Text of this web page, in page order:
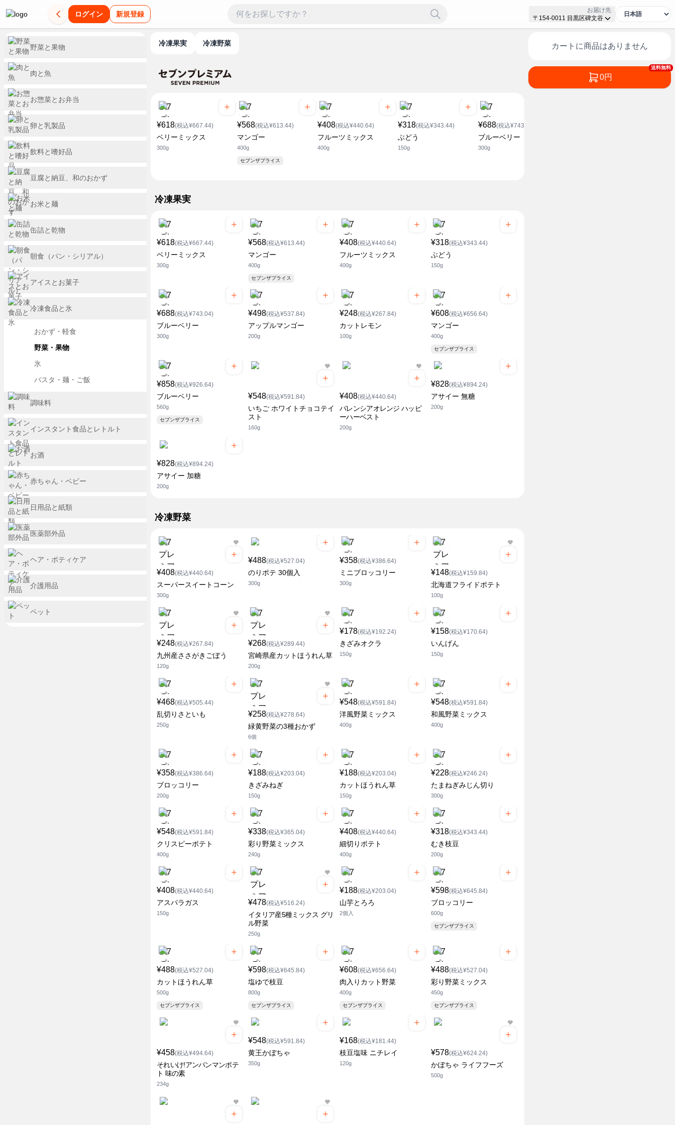
ログイン 新規登録
お届け先
〒154-0011 目黒区碑文谷
冷凍果実 冷凍野菜
¥618(税込¥667.44)
ベリーミックス
300g
¥568(税込¥613.44)
マンゴー
400g
セブンザプライス
¥408(税込¥440.64)
フルーツミックス
400g
¥318(税込¥343.44)
ぶどう
150g
¥688(税込¥743.04)
ブルーベリー
300g
冷凍果実
¥618(税込¥667.44)
ベリーミックス
300g
¥568(税込¥613.44)
マンゴー
400g
セブンザプライス
¥408(税込¥440.64)
フルーツミックス
400g
¥318(税込¥343.44)
ぶどう
150g
¥688(税込¥743.04)
ブルーベリー
300g
¥498(税込¥537.84)
アップルマンゴー
200g
¥248(税込¥267.84)
カットレモン
100g
¥608(税込¥656.64)
マンゴー
400g
セブンザプライス
¥858(税込¥926.64)
ブルーベリー
560g
セブンザプライス
¥548(税込¥591.84)
いちご ホワイトチョコテイ
スト
160g
¥408(税込¥440.64)
バレンシアオレンジ ハッピ
ーハーベスト
200g
¥828(税込¥894.24)
アサイー 無糖
200g
¥828(税込¥894.24)
アサイー 加糖
200g
冷凍野菜
¥408(税込¥440.64)
スーパースイートコーン
300g
¥488(税込¥527.04)
のりポテ 30個入
300g
¥358(税込¥386.64)
ミニブロッコリー
300g
¥148(税込¥159.84)
北海道フライドポテト
100g
¥248(税込¥267.84)
九州産ささがきごぼう
120g
¥268(税込¥289.44)
宮崎県産カットほうれん草
200g
¥178(税込¥192.24)
きざみオクラ
150g
¥158(税込¥170.64)
いんげん
150g
¥468(税込¥505.44)
乱切りさといも
250g
¥258(税込¥278.64)
緑黄野菜の3種おかず
6個
¥548(税込¥591.84)
洋風野菜ミックス
400g
¥548(税込¥591.84)
和風野菜ミックス
400g
¥358(税込¥386.64)
ブロッコリー
200g
¥188(税込¥203.04)
きざみねぎ
150g
¥188(税込¥203.04)
カットほうれん草
150g
¥228(税込¥246.24)
たまねぎみじん切り
300g
¥548(税込¥591.84)
クリスピーポテト
400g
¥338(税込¥365.04)
彩り野菜ミックス
240g
¥408(税込¥440.64)
細切りポテト
400g
¥318(税込¥343.44)
むき枝豆
200g
¥408(税込¥440.64)
アスパラガス
150g
¥478(税込¥516.24)
イタリア産5種ミックス グリ
ル野菜
250g
¥188(税込¥203.04)
山芋とろろ
2個入
¥598(税込¥645.84)
ブロッコリー
600g
セブンザプライス
¥488(税込¥527.04)
カットほうれん草
500g
セブンザプライス
¥598(税込¥645.84)
塩ゆで枝豆
800g
セブンザプライス
¥608(税込¥656.64)
肉入りカット野菜
400g
セブンザプライス
¥488(税込¥527.04)
彩り野菜ミックス
450g
セブンザプライス
¥458(税込¥494.64)
それいけ!アンパンマンポテ
ト 味の素
234g
¥548(税込¥591.84)
黄王かぼちゃ
350g
¥168(税込¥181.44)
枝豆塩味 ニチレイ
120g
¥578(税込¥624.24)
かぼちゃ ライフフーズ
500g
カートに商品はありません
送料無料
0円
野菜と果物
肉と魚
お惣菜とお弁当
卵と乳製品
飲料と嗜好品
豆腐と納豆、和のおかず
お米と麺
缶詰と乾物
朝食（パン・シリアル）
アイスとお菓子
冷凍食品と氷
おかず・軽食
野菜・果物
氷
パスタ・麺・ご飯
調味料
インスタント食品とレトルト
お酒
赤ちゃん・ベビー
日用品と紙類
医薬部外品
ヘア・ボティケア
介護用品
ペット